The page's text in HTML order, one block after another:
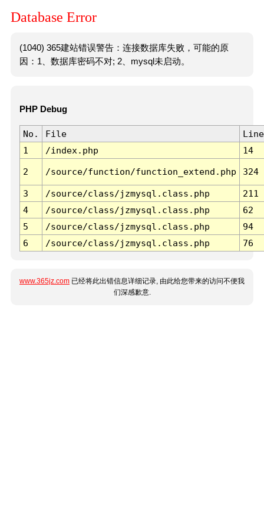
Database Error
(1040) 365建站错误警告：连接数据库失败，可能的原
因：1、数据库密码不对; 2、mysql未启动。
PHP Debug
No. File
Line
1
/index.php 14
2 /source/function/function_extend.php 324
3 /source/class/jzmysql.class.php
211
4
/source/class/jzmysql.class.php
62
5
/source/class/jzmysql.class.php
94
6
/source/class/jzmysql.class.php 76
www.365jz.com 已经将此出错信息详细记录, 由此给您带来的访问不便我
们深感歉意.